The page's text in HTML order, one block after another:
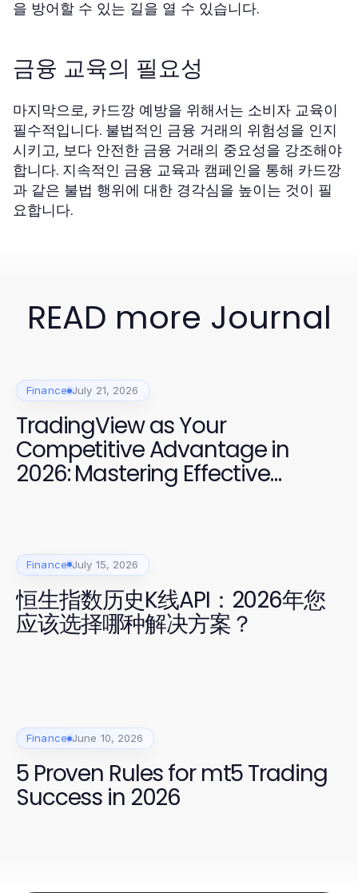
을 방어할 수 있는 길을 열 수 있습니다.
금융 교육의 필요성
마지막으로, 카드깡 예방을 위해서는 소비자 교육이
필수적입니다. 불법적인 금융 거래의 위험성을 인지
시키고, 보다 안전한 금융 거래의 중요성을 강조해야
합니다. 지속적인 금융 교육과 캠페인을 통해 카드깡
과 같은 불법 행위에 대한 경각심을 높이는 것이 필
요합니다.
READ more Journal
Finance July 21, 2026
TradingView as Your
Competitive Advantage in
2026: Mastering Effective
Research Strategies
Finance July 15, 2026
恒生指数历史K线API：2026年您
应该选择哪种解决方案？
Finance June 10, 2026
5 Proven Rules for mt5 Trading
Success in 2026